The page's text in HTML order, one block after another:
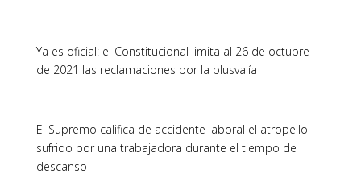
Ya es oficial: el Constitucional limita al 26 de octubre
de 2021 las reclamaciones por la plusvalía
El Supremo califica de accidente laboral el atropello
sufrido por una trabajadora durante el tiempo de
descanso